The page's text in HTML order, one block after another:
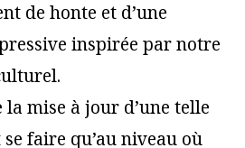
de honte et d’une
inspirée par notre
mise à jour d’une telle
faire qu’au niveau où